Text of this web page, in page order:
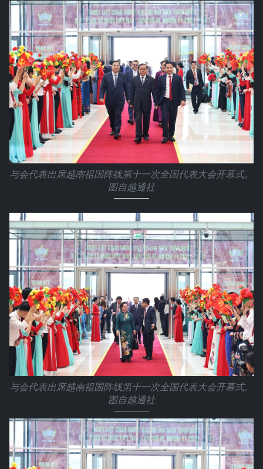
与会代表出席越南祖国阵线第十一次全国代表大会开幕式。
图自越通社
与会代表出席越南祖国阵线第十一次全国代表大会开幕式。
图自越通社